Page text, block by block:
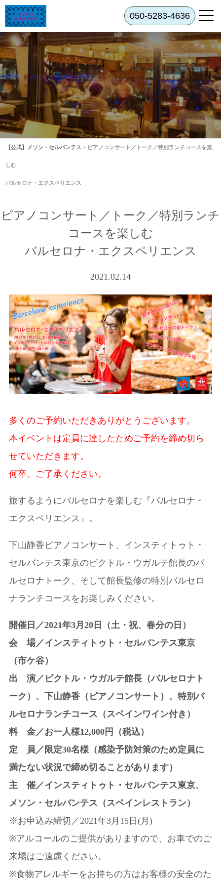
050-5283-4636
【公式】メソン・セルバンテス > ピアノコンサート／トーク／特別ランチコースを楽
しむ
バルセロナ・エクスペリエンス
ピアノコンサート／トーク／特別ランチ
コースを楽しむ
バルセロナ・エクスペリエンス
2021.02.14
多くのご予約いただきありがとうございます。
本イベントは定員に達したためご予約を締め切ら
せていただきます。
何卒、ご了承ください。
旅するようにバルセロナを楽しむ『バルセロナ・
エクスペリエンス』。
下山静香ピアノコンサート、インスティトゥト・
セルバンテス東京のビクトル・ウガルテ館長のバ
ルセロナトーク、そして館長監修の特別バルセロ
ナランチコースをお楽しみください。
開催日／2021年3月20日（土・祝、春分の日）
会 場／インスティトゥト・セルバンテス東京
（市ケ谷）
出 演／ビクトル・ウガルテ館長（バルセロナト
ーク）、下山静香（ピアノコンサート）、特別バ
ルセロナランチコース（スペインワイン付き）
料 金／お一人様12,000円（税込）
定 員／限定30名様（感染予防対策のため定員に
満たない状況で締め切ることがあります）
主 催／インスティトゥト・セルバンテス東京、
メソン・セルバンテス（スペインレストラン）
※お申込み締切／2021年3月15日(月)
※アルコールのご提供がありますので、お車でのご
来場はご遠慮ください。
※食物アレルギーをお持ちの方はお客様の安全のた